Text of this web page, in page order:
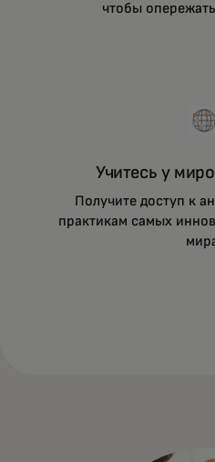
чтобы
Учитесь у
Получите доступ к
практикам самых